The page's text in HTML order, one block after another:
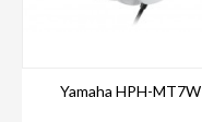
Yamaha HPH-MT7W